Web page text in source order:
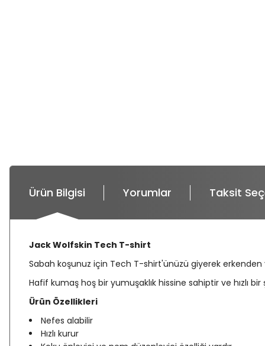
Ürün Bilgisi Yorumlar Taksit
Jack Wolfskin Tech T-shirt
Sabah koşunuz için Tech T-shirt'ünüzü giyerek erkenden
Hafif kumaş hoş bir yumuşaklık hissine sahiptir ve hızlı
Ürün Özellikleri
Nefes alabilir
Hızlı kurur